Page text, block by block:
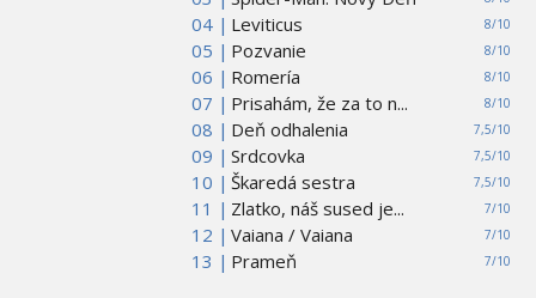
04 |
8/10
Leviticus
05 |
8/10
Pozvanie
06 |
8/10
Romería
07 |
8/10
Prisahám, že za to n...
08 |
7,5/10
Deň odhalenia
09 |
7,5/10
Srdcovka
10 |
7,5/10
Škaredá sestra
11 |
7/10
Zlatko, náš sused je...
12 |
7/10
Vaiana / Vaiana
13 |
7/10
Prameň